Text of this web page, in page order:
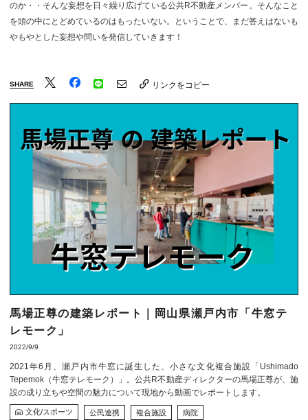
のか・・そんな妄想を日々繰り広げている公共R不動産メンバー。そんなこと
を頭の中にとどめているのはもったいない。ということで、まだ答えはないも
やもやとした妄想や問いを発信していきます！
SHARE リンクをコピー
馬場正尊の建築レポート｜岡山県瀬戸内市「牛窓テ
レモーク」
2022/9/9
2021年6月、瀬戸内市牛窓に誕生した、小さな文化複合施設「Ushimado
Tepemok（牛窓テレモーク）」。公共R不動産ディレクターの馬場正尊が、施
設の成り立ちや空間の魅力について現地から動画でレポートします。
文化/スポーツ 公民連携 複合施設 病院